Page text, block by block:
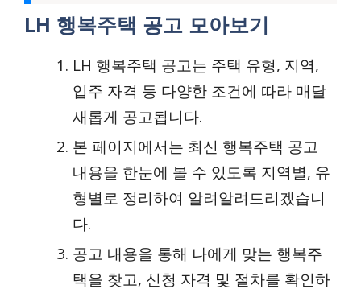
LH 행복주택 공고 모아보기
LH 행복주택 공고는 주택 유형, 지역,
입주 자격 등 다양한 조건에 따라 매달
새롭게 공고됩니다.
본 페이지에서는 최신 행복주택 공고
내용을 한눈에 볼 수 있도록 지역별, 유
형별로 정리하여 알려알려드리겠습니
다.
공고 내용을 통해 나에게 맞는 행복주
택을 찾고, 신청 자격 및 절차를 확인하